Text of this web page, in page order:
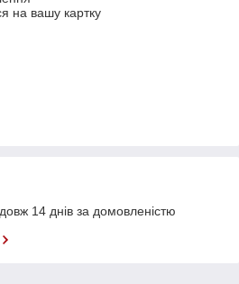
на вашу картку
14 днів за домовленістю